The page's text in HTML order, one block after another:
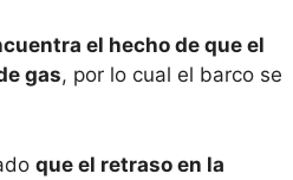
el hecho de que el
gas, por lo cual el barco se
que el retraso en la